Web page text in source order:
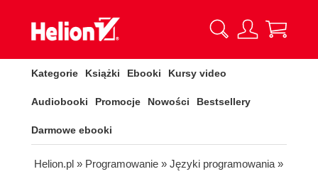
Kategorie Książki Ebooki Kursy video
Audiobooki Promocje Nowości Bestsellery
Darmowe ebooki
Helion.pl » Programowanie » Języki programowania »